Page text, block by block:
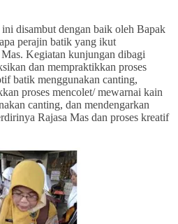
disambut dengan baik oleh Bapak
perajin batik yang ikut
Kegiatan kunjungan dibagi
dan mempraktikkan proses
batik menggunakan canting,
proses mencolet/ mewarnai kain
canting, dan mendengarkan
Rajasa Mas dan proses kreatif